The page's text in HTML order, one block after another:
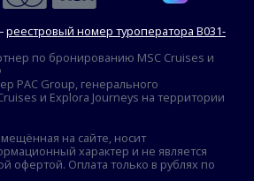
реестровый номер туроператора В031-
по бронированию MSC Cruises и
PAC Group, генерального
и Explora Journeys на территории
на сайте, носит
характер и не является
офертой. Оплата только в рублях по